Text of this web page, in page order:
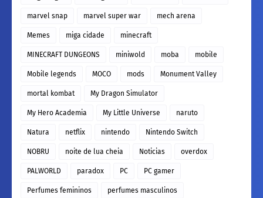
marvel snap marvel super war mech arena
Memes miga cidade minecraft
MINECRAFT DUNGEONS miniwold moba mobile
Mobile legends MOCO mods Monument Valley
mortal kombat My Dragon Simulator
My Hero Academia My Little Universe naruto
Natura netflix nintendo Nintendo Switch
NOBRU noite de lua cheia Noticias overdox
PALWORLD paradox PC PC gamer
Perfumes femininos perfumes masculinos